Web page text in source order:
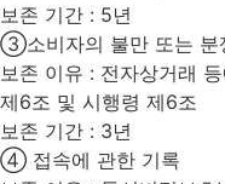
보존 기간 : 5년
③소비자의 불만 또는 분
보존 이유 : 전자상거래
제6조 및 시행령 제6조
보존 기간 : 3년
④ 접속에 관한 기록